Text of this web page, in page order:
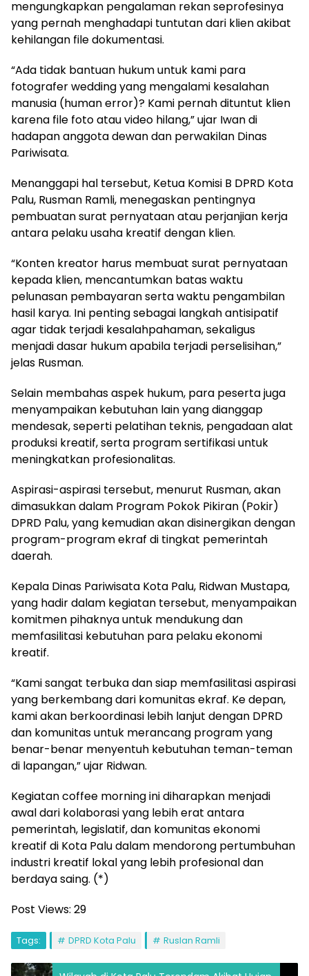
mengungkapkan pengalaman rekan seprofesinya
yang pernah menghadapi tuntutan dari klien akibat
kehilangan file dokumentasi.
“Ada tidak bantuan hukum untuk kami para
fotografer wedding yang mengalami kesalahan
manusia (human error)? Kami pernah dituntut klien
karena file foto atau video hilang,” ujar Iwan di
hadapan anggota dewan dan perwakilan Dinas
Pariwisata.
Menanggapi hal tersebut, Ketua Komisi B DPRD Kota
Palu, Rusman Ramli, menegaskan pentingnya
pembuatan surat pernyataan atau perjanjian kerja
antara pelaku usaha kreatif dengan klien.
“Konten kreator harus membuat surat pernyataan
kepada klien, mencantumkan batas waktu
pelunasan pembayaran serta waktu pengambilan
hasil karya. Ini penting sebagai langkah antisipatif
agar tidak terjadi kesalahpahaman, sekaligus
menjadi dasar hukum apabila terjadi perselisihan,”
jelas Rusman.
Selain membahas aspek hukum, para peserta juga
menyampaikan kebutuhan lain yang dianggap
mendesak, seperti pelatihan teknis, pengadaan alat
produksi kreatif, serta program sertifikasi untuk
meningkatkan profesionalitas.
Aspirasi-aspirasi tersebut, menurut Rusman, akan
dimasukkan dalam Program Pokok Pikiran (Pokir)
DPRD Palu, yang kemudian akan disinergikan dengan
program-program ekraf di tingkat pemerintah
daerah.
Kepala Dinas Pariwisata Kota Palu, Ridwan Mustapa,
yang hadir dalam kegiatan tersebut, menyampaikan
komitmen pihaknya untuk mendukung dan
memfasilitasi kebutuhan para pelaku ekonomi
kreatif.
“Kami sangat terbuka dan siap memfasilitasi aspirasi
yang berkembang dari komunitas ekraf. Ke depan,
kami akan berkoordinasi lebih lanjut dengan DPRD
dan komunitas untuk merancang program yang
benar-benar menyentuh kebutuhan teman-teman
di lapangan,” ujar Ridwan.
Kegiatan coffee morning ini diharapkan menjadi
awal dari kolaborasi yang lebih erat antara
pemerintah, legislatif, dan komunitas ekonomi
kreatif di Kota Palu dalam mendorong pertumbuhan
industri kreatif lokal yang lebih profesional dan
berdaya saing. (*)
Post Views: 29
Tags: DPRD Kota Palu Ruslan Ramli